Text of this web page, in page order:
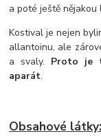
a poté ještě nějakou
Kostival je nejen
allantoinu, ale
a svaly. Proto je
aparát.
Obsahové látky: